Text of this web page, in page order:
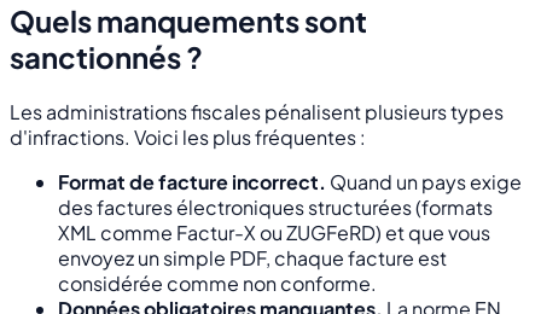
Quels manquements sont
sanctionnés ?
Les administrations fiscales pénalisent plusieurs types
d'infractions. Voici les plus fréquentes :
Format de facture incorrect. Quand un pays exige
des factures électroniques structurées (formats
XML comme Factur-X ou ZUGFeRD) et que vous
envoyez un simple PDF, chaque facture est
considérée comme non conforme.
Données obligatoires manquantes. La norme EN